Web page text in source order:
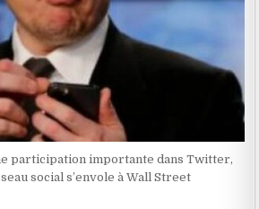
participation importante dans Twitter,
social s’envole à Wall Street